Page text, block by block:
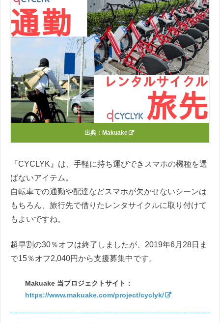
出典： Makuake
『CYCLYK』は、手軽に持ち運びできスマホの機種を選
ばないアイテム。
自転車での通勤や配達などスマホが欠かせないシーンは
もちろん、旅行先で借りたレンタサイクルに取り付けて
もよいですね。
超早割の30％オフは終了しましたが、2019年6月28日ま
で15％オフ2,040円から支援募集中です。
Makuake 当プロジェクトサイト：
https://www.makuake.com/project/cyclyk/